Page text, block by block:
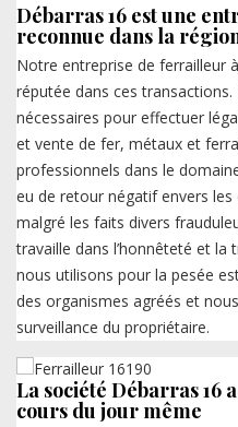
Débarras 16 est une
reconnue dans la
Notre entreprise de ferrailleur
réputée dans ces
nécessaires pour effectuer
et vente de fer, métaux et
professionnels dans le
eu de retour négatif envers les
malgré les faits divers
travaille dans l’honnêteté et la
nous utilisons pour la pesée
des organismes agréés et
surveillance du propriétaire.
La société Débarras 16
cours du jour même